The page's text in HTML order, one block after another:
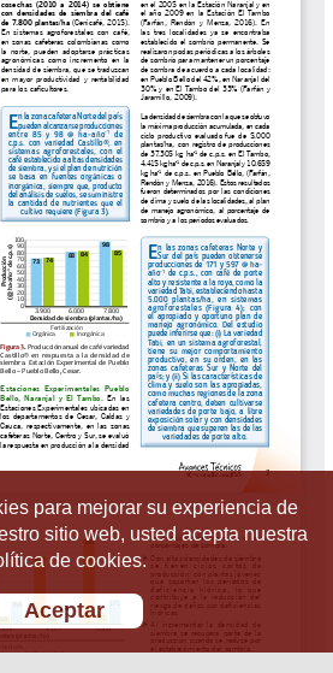
para mejorar su experiencia de
sitio web, usted acepta nuestra
de cookies.
Aceptar